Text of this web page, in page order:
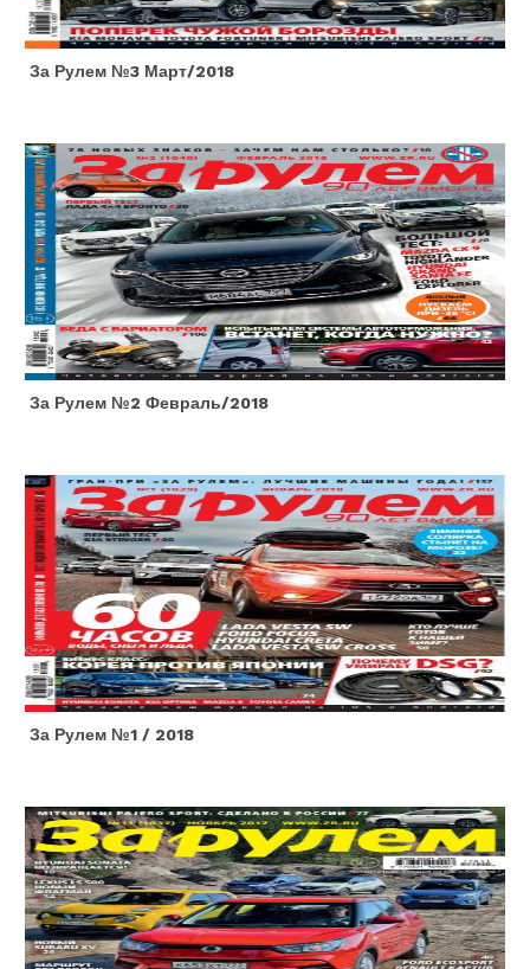
За Рулем №3 Март/2018
За Рулем №2 Февраль/2018
За Рулем №1 / 2018